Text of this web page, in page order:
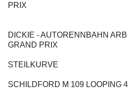
PRIX
DICKIE - AUTORENNBAHN
GRAND PRIX
STEILKURVE
SCHILDFORD M 109 LOOPING